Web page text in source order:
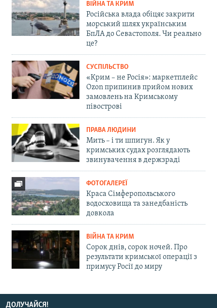
ВІЙНА ТА КРИМ
Російська влада обіцяє закрити
морський шлях українським
БпЛА до Севастополя. Чи реально
це?
СУСПІЛЬСТВО
«Крим – не Росія»: маркетплейс
Ozon припинив прийом нових
замовлень на Кримському
півострові
ПРАВА ЛЮДИНИ
Мить – і ти шпигун. Як у
кримських судах розглядають
звинувачення в держзраді
ФОТОГАЛЕРЕЇ
Краса Сімферопольського
водосховища та занедбаність
довкола
ВІЙНА ТА КРИМ
Сорок днів, сорок ночей. Про
результати кримської операції з
примусу Росії до миру
ДОЛУЧАЙСЯ!